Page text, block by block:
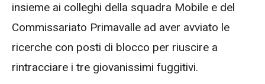
insieme ai colleghi della squadra Mobile e del
Commissariato Primavalle ad aver avviato le
ricerche con posti di blocco per riuscire a
rintracciare i tre giovanissimi fuggitivi.